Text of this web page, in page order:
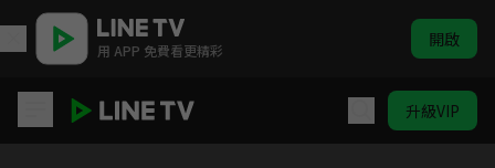
用 APP 免費看更精彩 開啟
升級VIP